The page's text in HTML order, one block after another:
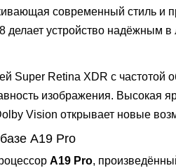
современный стиль и
делает устройство надёжным
Super Retina XDR с частотой
изображения. Высокая
Vision открывает новые
A19 Pro
A19 Pro,